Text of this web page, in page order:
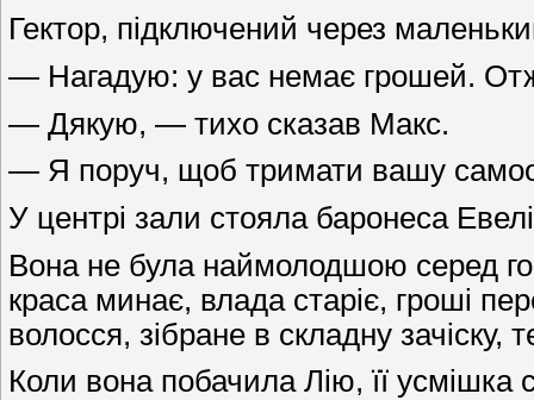
Гектор, підключений через
— Нагадую: у вас немає грошей.
— Дякую, — тихо сказав Макс.
— Я поруч, щоб тримати вашу
У центрі зали стояла баронеса
Вона не була наймолодшою серед
краса минає, влада старіє, гроші
волосся, зібране в складну зачіску,
Коли вона побачила Лію, її усмішка